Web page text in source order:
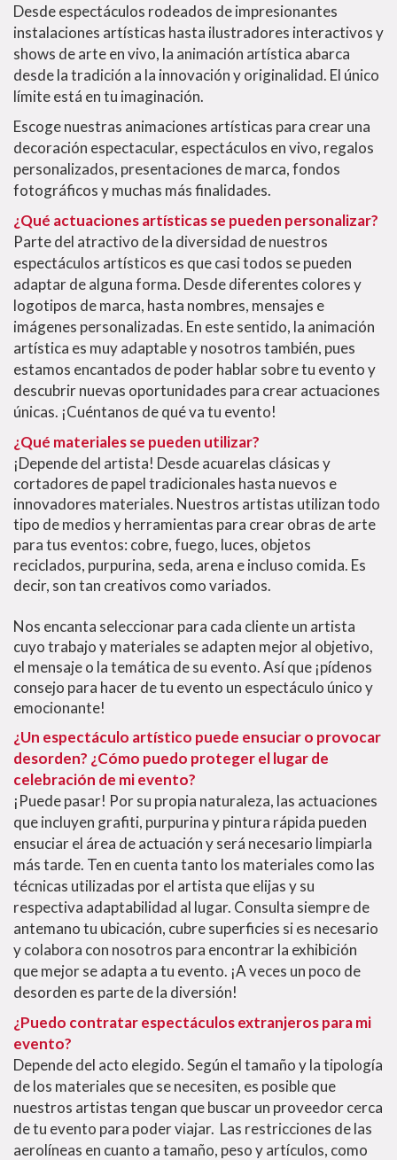
Desde espectáculos rodeados de impresionantes
instalaciones artísticas hasta ilustradores interactivos y
shows de arte en vivo, la animación artística abarca
desde la tradición a la innovación y originalidad. El único
límite está en tu imaginación.
Escoge nuestras animaciones artísticas para crear una
decoración espectacular, espectáculos en vivo, regalos
personalizados, presentaciones de marca, fondos
fotográficos y muchas más finalidades.
¿Qué actuaciones artísticas se pueden personalizar?
Parte del atractivo de la diversidad de nuestros
espectáculos artísticos es que casi todos se pueden
adaptar de alguna forma. Desde diferentes colores y
logotipos de marca, hasta nombres, mensajes e
imágenes personalizadas. En este sentido, la animación
artística es muy adaptable y nosotros también, pues
estamos encantados de poder hablar sobre tu evento y
descubrir nuevas oportunidades para crear actuaciones
únicas. ¡Cuéntanos de qué va tu evento!
¿Qué materiales se pueden utilizar?
¡Depende del artista! Desde acuarelas clásicas y
cortadores de papel tradicionales hasta nuevos e
innovadores materiales. Nuestros artistas utilizan todo
tipo de medios y herramientas para crear obras de arte
para tus eventos: cobre, fuego, luces, objetos
reciclados, purpurina, seda, arena e incluso comida. Es
decir, son tan creativos como variados.
Nos encanta seleccionar para cada cliente un artista
cuyo trabajo y materiales se adapten mejor al objetivo,
el mensaje o la temática de su evento. Así que ¡pídenos
consejo para hacer de tu evento un espectáculo único y
emocionante!
¿Un espectáculo artístico puede ensuciar o provocar
desorden? ¿Cómo puedo proteger el lugar de
celebración de mi evento?
¡Puede pasar! Por su propia naturaleza, las actuaciones
que incluyen grafiti, purpurina y pintura rápida pueden
ensuciar el área de actuación y será necesario limpiarla
más tarde. Ten en cuenta tanto los materiales como las
técnicas utilizadas por el artista que elijas y su
respectiva adaptabilidad al lugar. Consulta siempre de
antemano tu ubicación, cubre superficies si es necesario
y colabora con nosotros para encontrar la exhibición
que mejor se adapta a tu evento. ¡A veces un poco de
desorden es parte de la diversión!
¿Puedo contratar espectáculos extranjeros para mi
evento?
Depende del acto elegido. Según el tamaño y la tipología
de los materiales que se necesiten, es posible que
nuestros artistas tengan que buscar un proveedor cerca
de tu evento para poder viajar. Las restricciones de las
aerolíneas en cuanto a tamaño, peso y artículos, como